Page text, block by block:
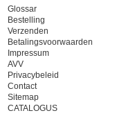
Glossar
Bestelling
Verzenden
Betalingsvoorwaarden
Impressum
AVV
Privacybeleid
Contact
Sitemap
CATALOGUS